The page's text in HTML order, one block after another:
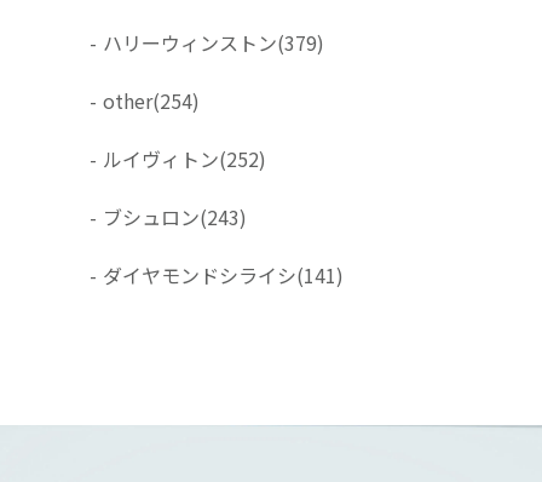
- ハリーウィンストン(379)
- other(254)
- ルイヴィトン(252)
- ブシュロン(243)
- ダイヤモンドシライシ(141)